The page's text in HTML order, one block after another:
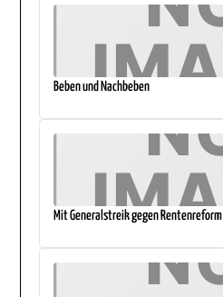
Beben und Nachbeben
Mit Generalstreik gegen Rentenreform